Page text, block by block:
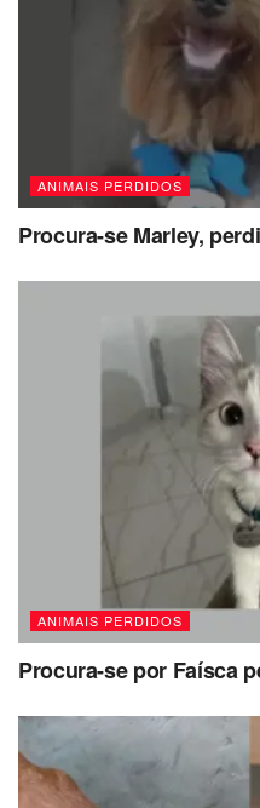
ANIMAIS PERDIDOS
Procura-se Marley,
ANIMAIS PERDIDOS
Procura-se por Faísca